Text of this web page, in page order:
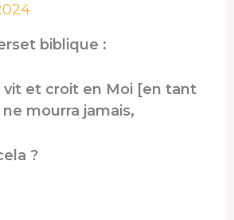
biblique :
vit et croit en Moi [en tant
mourra jamais,
?